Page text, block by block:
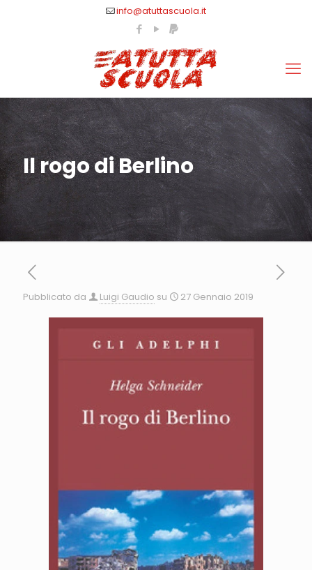
info@atuttascuola.it
Il rogo di Berlino
Pubblicato da Luigi Gaudio su 27 Gennaio 2019